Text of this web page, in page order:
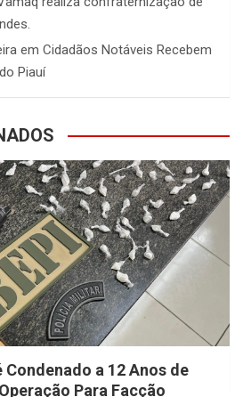
em Cidadãos Notáveis Recebem
Piauí
a 12 Anos de
Para Facção